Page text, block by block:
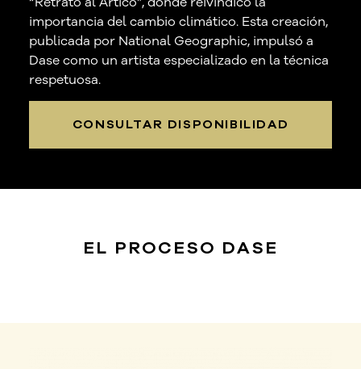
importancia del cambio climático. Esta creación,
publicada por National Geographic, impulsó a
Dase como un artista especializado en la técnica
respetuosa.
CONSULTAR DISPONIBILIDAD
EL PROCESO DASE